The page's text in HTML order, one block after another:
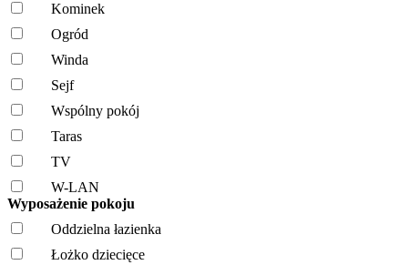
Kominek
Ogród
Winda
Sejf
Wspólny pokój
Taras
TV
W-LAN
Wyposażenie pokoju
Oddzielna łazienka
Łożko dziecięce